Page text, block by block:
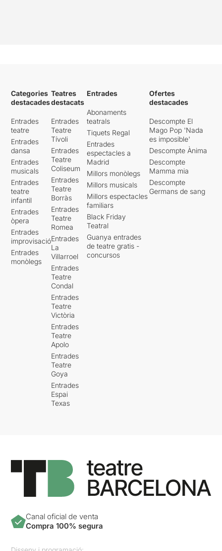
Categories
destacades
Entrades
teatre
Entrades
dansa
Entrades
musicals
Entrades
teatre
infantil
Entrades
òpera
Entrades
improvisació
Entrades
monòlegs
Teatres
destacats
Entrades
Teatre
Tívoli
Entrades
Teatre
Coliseum
Entrades
Teatre
Borràs
Entrades
Teatre
Romea
Entrades
La
Villarroel
Entrades
Teatre
Condal
Entrades
Teatre
Victòria
Entrades
Teatre
Apolo
Entrades
Teatre
Goya
Entrades
Espai
Texas
Entrades
Abonaments
teatrals
Tiquets Regal
Entrades
espectacles a
Madrid
Millors monòlegs
Millors musicals
Millors espectacles
familiars
Black Friday
Teatral
Guanya entrades
de teatre gratis -
concursos
Ofertes
destacades
Descompte El
Mago Pop 'Nada
es imposible'
Descompte Ànima
Descompte
Mamma mia
Descompte
Germans de sang
Canal oficial de venta
Compra 100% segura